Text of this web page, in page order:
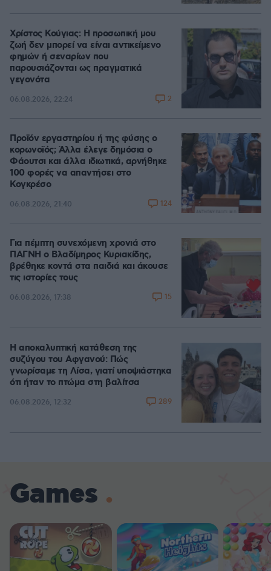
Χρίστος Κούγιας: Η προσωπική μου
ζωή δεν μπορεί να είναι αντικείμενο
φημών ή σεναρίων που
παρουσιάζονται ως πραγματικά
γεγονότα
06.08.2026, 22:24 2
Προϊόν εργαστηρίου ή της φύσης ο
κορωνοϊός; Άλλα έλεγε δημόσια ο
Φάουτσι και άλλα ιδιωτικά, αρνήθηκε
100 φορές να απαντήσει στο
Κογκρέσο
06.08.2026, 21:40 124
Για πέμπτη συνεχόμενη χρονιά στο
ΠΑΓΝΗ ο Βλαδίμηρος Κυριακίδης,
βρέθηκε κοντά στα παιδιά και άκουσε
τις ιστορίες τους
06.08.2026, 17:38 15
Η αποκαλυπτική κατάθεση της
συζύγου του Αφγανού: Πώς
γνωρίσαμε τη Λίσα, γιατί υποψιάστηκα
ότι ήταν το πτώμα στη βαλίτσα
06.08.2026, 12:32 289
Games